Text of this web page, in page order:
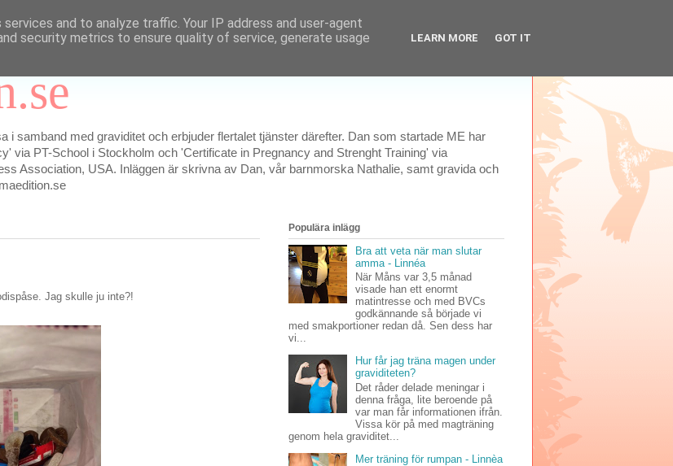
i samband med graviditet och erbjuder flertalet tjänster därefter. Dan som startade ME har
via PT-School i Stockholm och 'Certificate in Pregnancy and Strenght Training' via
Association, USA. Inläggen är skrivna av Dan, vår barnmorska Nathalie, samt gravida och
Jag skulle ju inte?!
Populära inlägg
Bra att veta när man slutar
amma - Linnéa
När Måns var 3,5 månad
visade han ett enormt
matintresse och med BVCs
godkännande så började vi
med smakportioner redan då. Sen dess har
vi...
Hur får jag träna magen under
graviditeten?
Det råder delade meningar i
denna fråga, lite beroende på
var man får informationen ifrån.
Vissa kör på med magträning
genom hela graviditet...
Mer träning för rumpan - Linnèa
and to analyze traffic. Your IP address and user-agent
security metrics to ensure quality of service, generate usage
LEARN MORE GOT IT